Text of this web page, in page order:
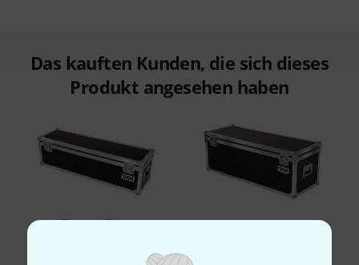
Das kauften Kunden, die sich dieses
Produkt angesehen haben
34%